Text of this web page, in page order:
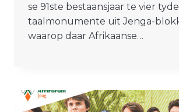
se 91ste bestaansjaar te vier
taalmonumente uit Jenga-
waarop daar Afrikaanse…